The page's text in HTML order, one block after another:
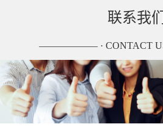
联系我们
—————— · CONTACT